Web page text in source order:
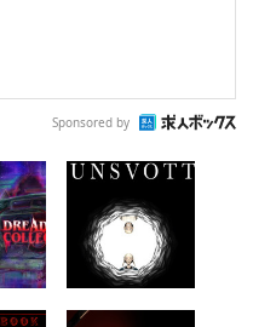
Sponsored by